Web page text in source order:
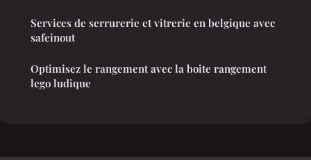
Services de serrurerie et vitrerie en belgique avec
safeinout
Optimisez le rangement avec la boite rangement
lego ludique